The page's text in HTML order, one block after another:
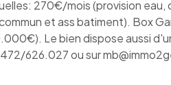
270€/mois (provision eau,
et ass batiment). Box
Le bien dispose aussi
626.027 ou sur